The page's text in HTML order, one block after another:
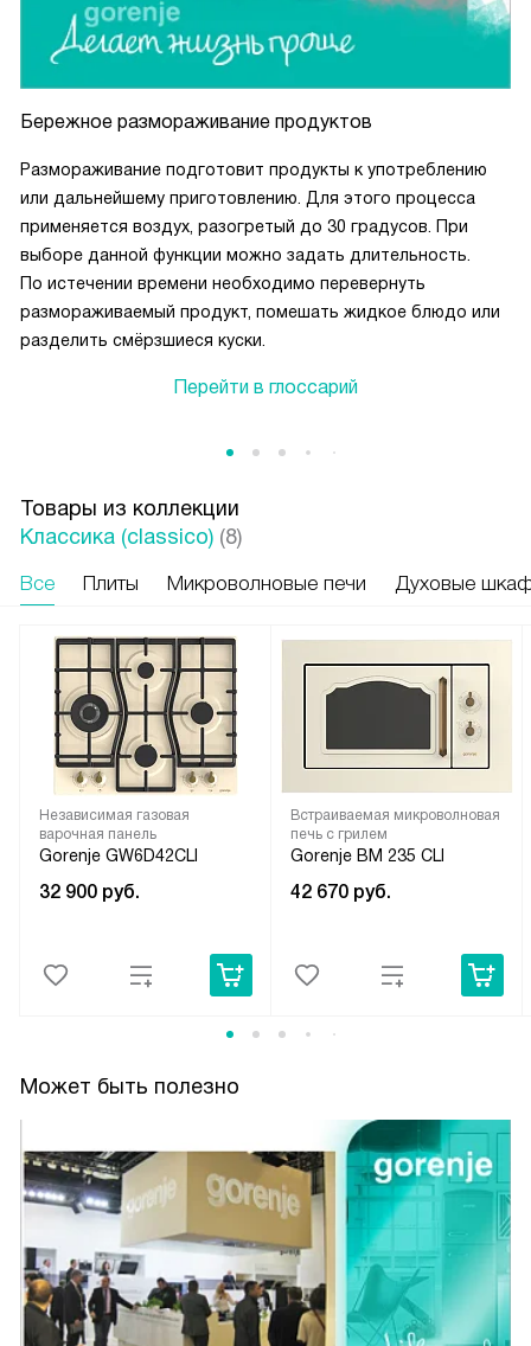
Бережное размораживание продуктов
Размораживание подготовит продукты к употреблению
или дальнейшему приготовлению. Для этого процесса
применяется воздух, разогретый до 30 градусов. При
выборе данной функции можно задать длительность.
По истечении времени необходимо перевернуть
размораживаемый продукт, помешать жидкое блюдо или
разделить смёрзшиеся куски.
Перейти в глоссарий
Товары из коллекции
Классика (classico) (8)
Все Плиты Микроволновые печи Духовые
Независимая газовая
варочная панель
Gorenje GW6D42CLI
32 900 руб.
Встраиваемая микроволновая
печь с грилем
Gorenje BM 235 CLI
42 670 руб.
Может быть полезно